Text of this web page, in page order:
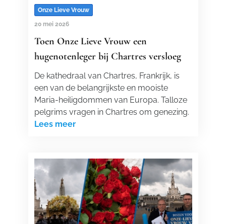
Onze Lieve Vrouw
20 mei 2026
Toen Onze Lieve Vrouw een
hugenotenleger bij Chartres versloeg
De kathedraal van Chartres, Frankrijk, is
een van de belangrijkste en mooiste
Maria-heiligdommen van Europa. Talloze
pelgrims vragen in Chartres om genezing.
Lees meer